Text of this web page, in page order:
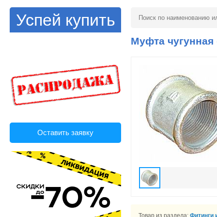
Успей купить
Оставить заявку
Муфта чугунная
Товар из раздела: Фитинги